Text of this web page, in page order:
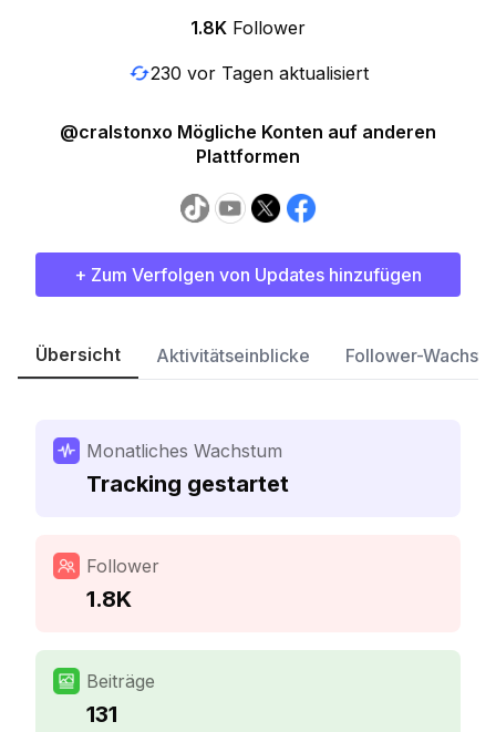
1.8K Follower
230 vor Tagen aktualisiert
@cralstonxo Mögliche Konten auf anderen
Plattformen
+ Zum Verfolgen von Updates hinzufügen
Übersicht Aktivitätseinblicke Follower-
Monatliches Wachstum
Tracking gestartet
Follower
1.8K
Beiträge
131